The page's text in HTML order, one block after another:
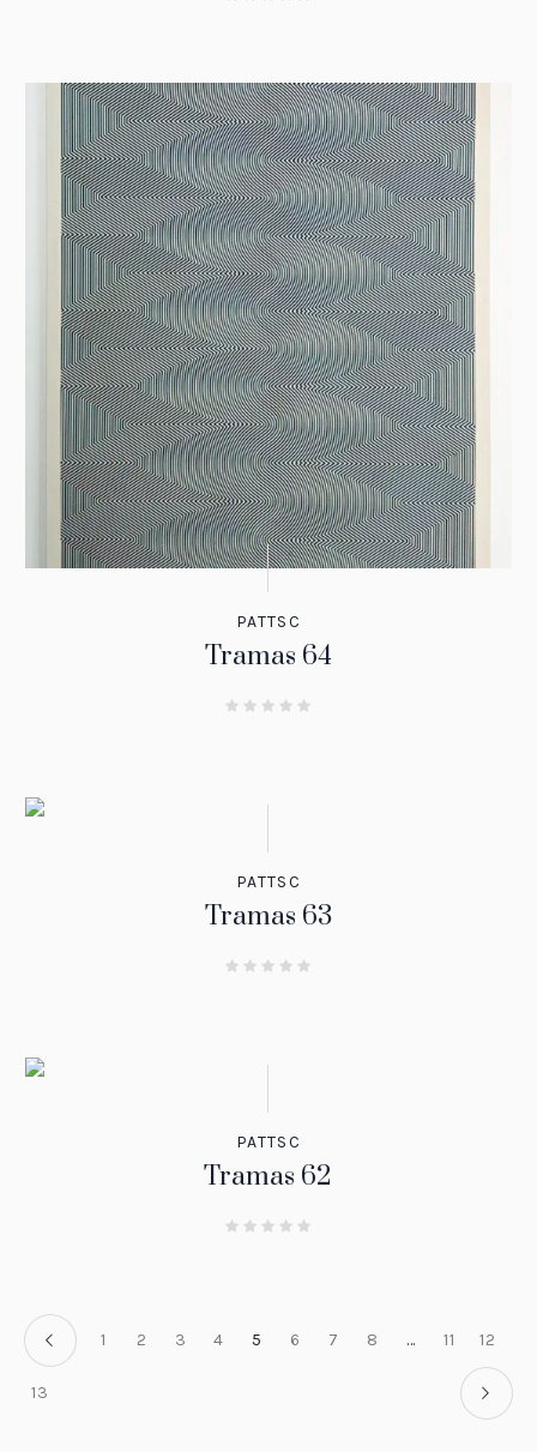
PATTSC
Tramas 64
PATTSC
Tramas 63
PATTSC
Tramas 62
1 2 3 4 5 6 7 8 … 11 12
13